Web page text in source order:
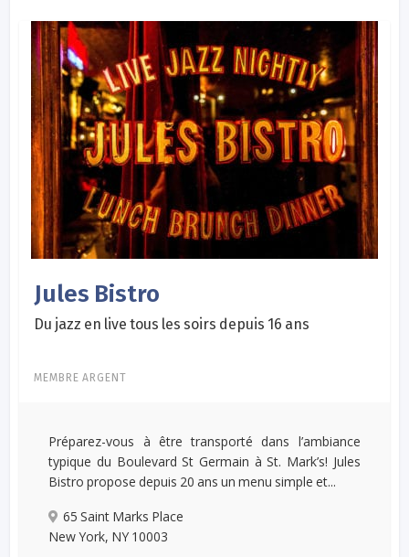
Jules Bistro
Du jazz en live tous les soirs depuis 16 ans
MEMBRE ARGENT
Préparez-vous à être transporté dans l’ambiance
typique du Boulevard St Germain à St. Mark’s! Jules
Bistro propose depuis 20 ans un menu simple et...
65 Saint Marks Place
New York, NY 10003